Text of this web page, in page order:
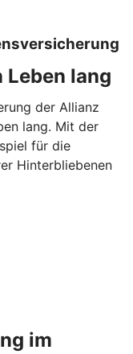
Leben lang
der Allianz
lang. Mit der
für die
Hinterbliebenen
im